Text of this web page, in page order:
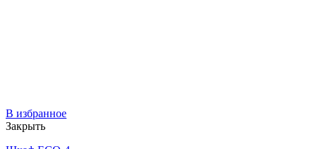
В избранное
Закрыть